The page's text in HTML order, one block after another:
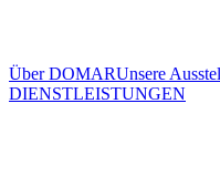
Über DOMARUnsere
DIENSTLEISTUNGEN